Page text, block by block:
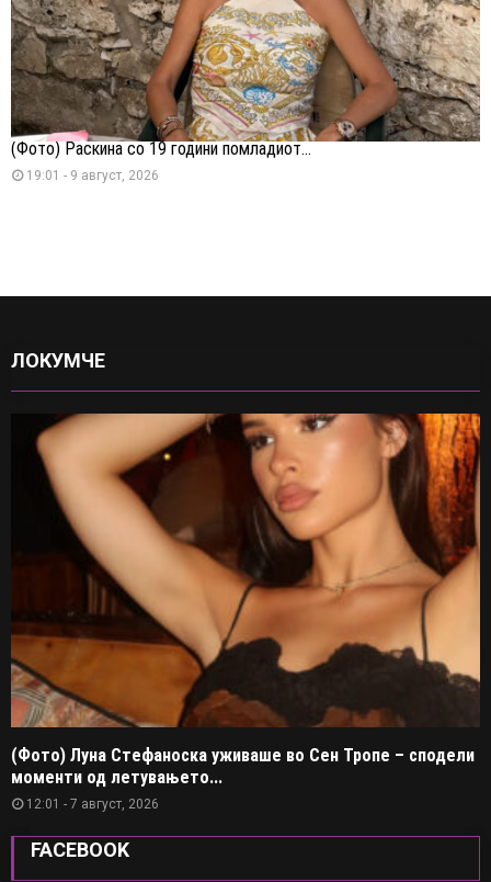
(Фото) Раскина со 19 години помладиот...
19:01 - 9 август, 2026
ЛОКУМЧЕ
(Фото) Луна Стефаноска уживаше во Сен Тропе – сподели
моменти од летувањето...
12:01 - 7 август, 2026
FACEBOOK